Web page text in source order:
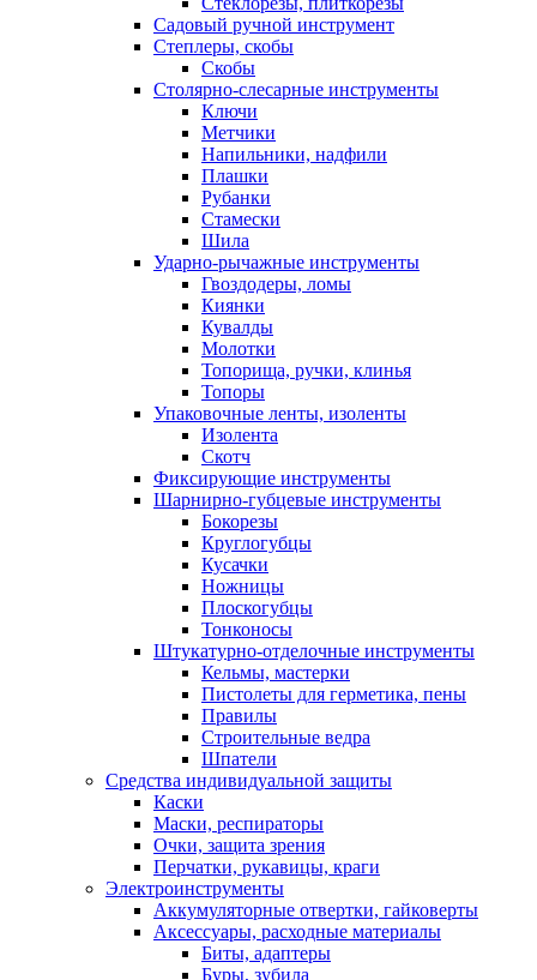
Садовый ручной инструмент
Степлеры, скобы
Скобы
Столярно-слесарные инструменты
Ключи
Метчики
Напильники, надфили
Плашки
Рубанки
Стамески
Шила
Ударно-рычажные инструменты
Гвоздодеры, ломы
Киянки
Кувалды
Молотки
Топорища, ручки, клинья
Топоры
Упаковочные ленты, изоленты
Изолента
Скотч
Фиксирующие инструменты
Шарнирно-губцевые инструменты
Бокорезы
Круглогубцы
Кусачки
Ножницы
Плоскогубцы
Тонконосы
Штукатурно-отделочные инструменты
Кельмы, мастерки
Пистолеты для герметика, пены
Правилы
Строительные ведра
Шпатели
Средства индивидуальной защиты
Каски
Маски, респираторы
Очки, защита зрения
Перчатки, рукавицы, краги
Электроинструменты
Аккумуляторные отвертки, гайковерты
Аксессуары, расходные материалы
Биты, адаптеры
Буры, зубила